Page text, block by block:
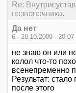
Re:
позвоночника.
Да нет
6 - 28.10.2009 - 20:07
не знаю он или
колол что-то
всенепременно
Результат:
после этого